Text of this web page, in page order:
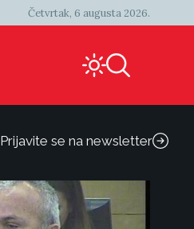
Četvrtak, 6 augusta 2026.
Prijavite se na newsletter